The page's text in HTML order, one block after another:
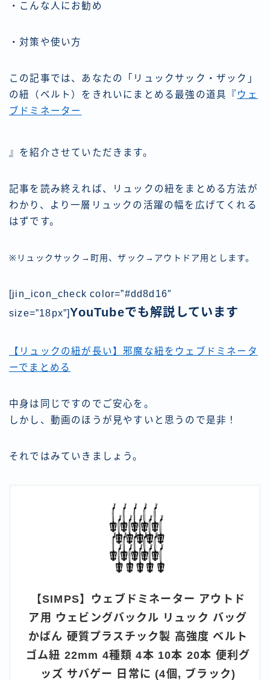
・こんな人にお勧め
・対策や使い方
この記事では、あなたの「リュックサック・ザック」
の紐（ベルト）をきれいにまとめる最強の道具『 ウェ
ブドミネーター
』を紹介させていただきます。
記事を読み終えれば、リュックの紐をまとめる方法が
わかり、より一層リュックの活躍の幅を広げてくれる
はずです。
※リュックサック→町用、ザック→アウトドア用とします。
[jin_icon_check color=”#dd8d16″
size=”18px”] YouTubeでも解説しています
【リュックの紐が長い】邪魔な紐をウェブドミネータ
ーでまとめる
中身は同じですのでご安心を。
しかし、動画のほうが見やすいと思うので是非！
それではみていきましょう。
【SIMPS】ウェブドミネーター アウトド
ア用 ウェビングバックル リュック バッグ
かばん 硬質プラスチック製 高強度 ベルト
ゴム紐 22mm 4種類 4本 10本 20本 便利グ
ッズ サバゲー 日常に (4個, ブラック)